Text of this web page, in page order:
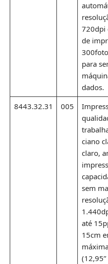
720dpi
de
para
dados.
8443.32.31
005
ciano
claro,
sem
até
15cm